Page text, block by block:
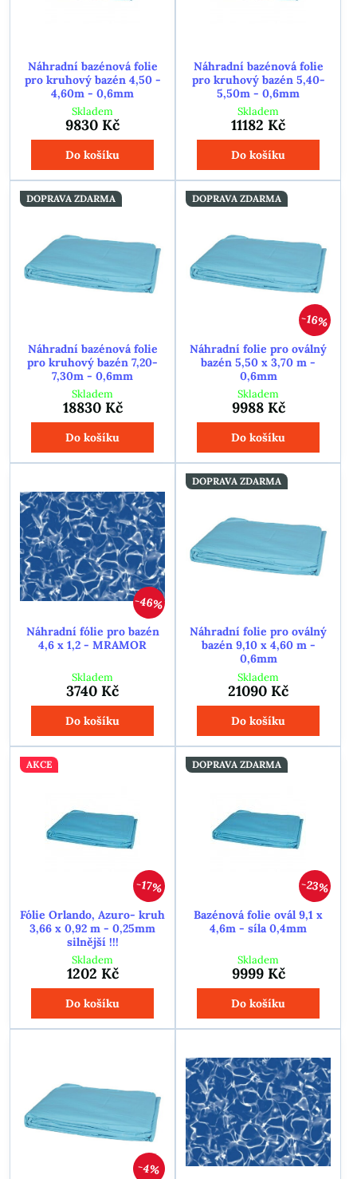
Náhradní bazénová folie
pro kruhový bazén 4,50 -
4,60m - 0,6mm
Skladem
9830 Kč
Do košíku
Náhradní bazénová folie
pro kruhový bazén 5,40-
5,50m - 0,6mm
Skladem
11182 Kč
Do košíku
DOPRAVA ZDARMA
Náhradní bazénová folie
pro kruhový bazén 7,20-
7,30m - 0,6mm
Skladem
18830 Kč
Do košíku
16%
DOPRAVA ZDARMA
Náhradní folie pro oválný
bazén 5,50 x 3,70 m -
0,6mm
Skladem
9988 Kč
Do košíku
46%
Náhradní fólie pro bazén
4,6 x 1,2 - MRAMOR
Skladem
3740 Kč
Do košíku
DOPRAVA ZDARMA
Náhradní folie pro oválný
bazén 9,10 x 4,60 m -
0,6mm
Skladem
21090 Kč
Do košíku
17%
AKCE
Fólie Orlando, Azuro- kruh
3,66 x 0,92 m - 0,25mm
silnější !!!
Skladem
1202 Kč
Do košíku
23%
DOPRAVA ZDARMA
Bazénová folie ovál 9,1 x
4,6m - síla 0,4mm
Skladem
9999 Kč
Do košíku
4%